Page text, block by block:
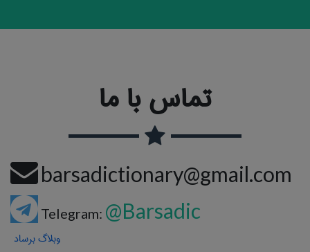
تماس با ما
barsadictionary@gmail.com
Telegram: @Barsadic
وبلاگ برساد